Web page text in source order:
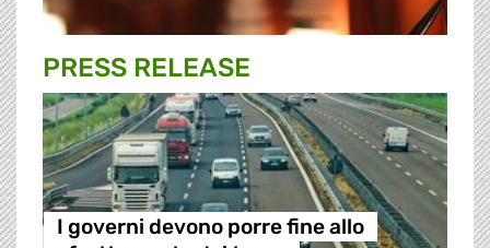
PRESS RELEASE
I governi devono porre fine allo